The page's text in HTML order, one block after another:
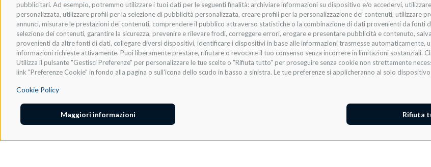
pubblicitari. Ad esempio, potremmo utilizzare i tuoi dati per le seguenti finalità: archiviare informazioni su dispositivo e/o accedervi,
personalizzata, utilizzare profili per la selezione di pubblicità personalizzata, creare profili per la personalizzazione dei contenuti, utilizzare
annunci, misurare le prestazioni dei contenuti, comprendere il pubblico attraverso statistiche o la combinazione di dati provenienti da fonti
selezione dei contenuti, garantire la sicurezza, prevenire e rilevare frodi, correggere errori, erogare e presentare pubblicità e contenuto,
provenienti da altre fonti di dati, collegare diversi dispositivi, identificare i dispositivi in base alle informazioni trasmesse automaticamente,
informazioni richieste attivamente. Puoi liberamente prestare, rifiutare o revocare il tuo consenso senza incorrere in limitazioni sostanziali.
Utilizza il pulsante "Gestisci Preferenze" per personalizzare le tue scelte o "Rifiuta tutto" per proseguire senza cookie non strettamente
link "Preferenze Cookie" in fondo alla pagina o sull'icona dello scudo in basso a sinistra. Le tue preferenze si applicheranno al solo dispositivo
Cookie Policy
Rifiuta
Maggiori informazioni
* ACCETTO LA PRIVACY POLICY.